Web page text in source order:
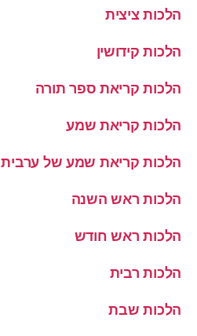
הלכות ציצית
הלכות קידושין
הלכות קריאת ספר תורה
הלכות קריאת שמע
הלכות קריאת שמע של ערבית
הלכות ראש השנה
הלכות ראש חודש
הלכות רבית
הלכות שבת